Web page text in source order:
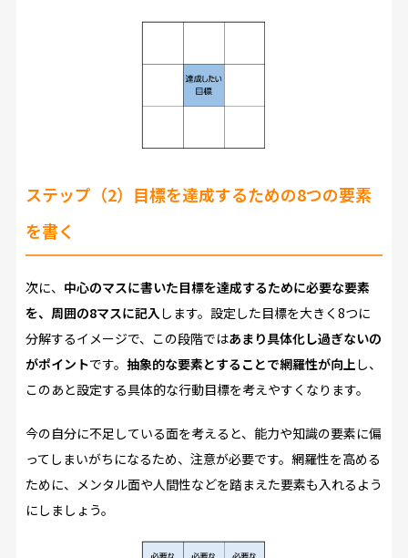
ステップ（2）目標を達成するための8つの要素
を書く
次に、 中心のマスに書いた目標を達成するために必要な要素
を、周囲の8マスに記入 します。設定した目標を大きく8つに
分解するイメージで、この段階ではあまり具体化し過ぎないの
がポイントです。 抽象的な要素とすることで網羅性が向上 し、
このあと設定する具体的な行動目標を考えやすくなります。
今の自分に不足している面を考えると、能力や知識の要素に偏
ってしまいがちになるため、注意が必要です。網羅性を高める
ために、メンタル面や人間性などを踏まえた要素も入れるよう
にしましょう。